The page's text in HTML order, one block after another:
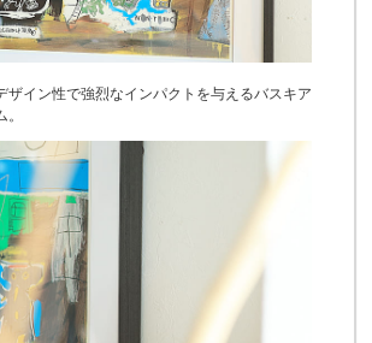
ザイン性で強烈なインパクトを与えるバスキア